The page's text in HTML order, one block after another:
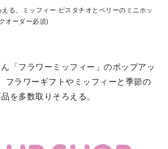
る、ミッフィー ピスタチオとベリーのミニホッ
オーダー必須)
「フラワーミッフィー」のポップアッ
フラワーギフトやミッフィーと季節の
を多数取りそろえる。